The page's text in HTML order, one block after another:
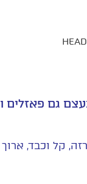
גם פאזלים
קל וכבד,